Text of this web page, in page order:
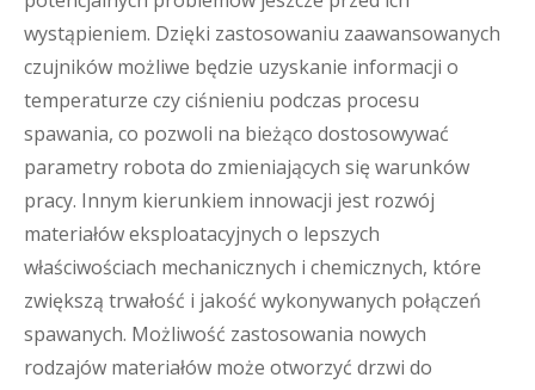
wystąpieniem. Dzięki zastosowaniu zaawansowanych
czujników możliwe będzie uzyskanie informacji o
temperaturze czy ciśnieniu podczas procesu
spawania, co pozwoli na bieżąco dostosowywać
parametry robota do zmieniających się warunków
pracy. Innym kierunkiem innowacji jest rozwój
materiałów eksploatacyjnych o lepszych
właściwościach mechanicznych i chemicznych, które
zwiększą trwałość i jakość wykonywanych połączeń
spawanych. Możliwość zastosowania nowych
rodzajów materiałów może otworzyć drzwi do